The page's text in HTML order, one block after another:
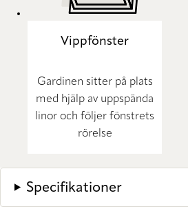
Vippfönster
Gardinen sitter på plats
med hjälp av uppspända
linor och följer fönstrets
rörelse
Specifikationer